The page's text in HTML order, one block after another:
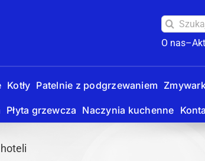
Szukaj:
O nas–
Kotły Patelnie z podgrzewaniem
Płyta grzewcza Naczynia kuchenne